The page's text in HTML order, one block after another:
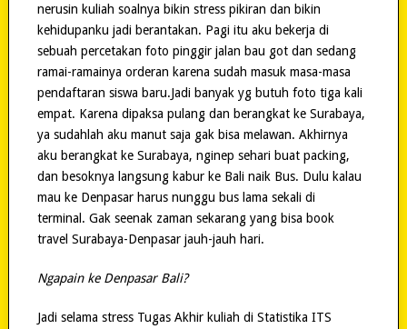
nerusin kuliah soalnya bikin stress pikiran dan bikin
kehidupanku jadi berantakan. Pagi itu aku bekerja di
sebuah percetakan foto pinggir jalan bau got dan sedang
ramai-ramainya orderan karena sudah masuk masa-masa
pendaftaran siswa baru.Jadi banyak yg butuh foto tiga kali
empat. Karena dipaksa pulang dan berangkat ke Surabaya,
ya sudahlah aku manut saja gak bisa melawan. Akhirnya
aku berangkat ke Surabaya, nginep sehari buat packing,
dan besoknya langsung kabur ke Bali naik Bus. Dulu kalau
mau ke Denpasar harus nunggu bus lama sekali di
terminal. Gak seenak zaman sekarang yang bisa book
travel Surabaya-Denpasar jauh-jauh hari.
Ngapain ke Denpasar Bali?
Jadi selama stress Tugas Akhir kuliah di Statistika ITS